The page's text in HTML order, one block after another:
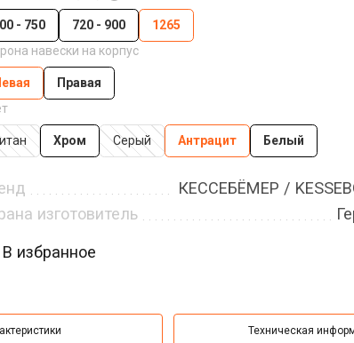
- 750 720 - 900
1265
навески на корпус
Правая
Хром Серый Антрацит Белый
КЕССЕБЁМЕР /
изготовитель
В избранное
Техническая